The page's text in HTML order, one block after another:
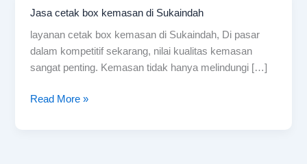
Jasa cetak box kemasan di Sukaindah
layanan cetak box kemasan di Sukaindah, Di pasar
dalam kompetitif sekarang, nilai kualitas kemasan
sangat penting. Kemasan tidak hanya melindungi […]
Jasa
cetak
box
kemasan
Sukaindah
Read More »